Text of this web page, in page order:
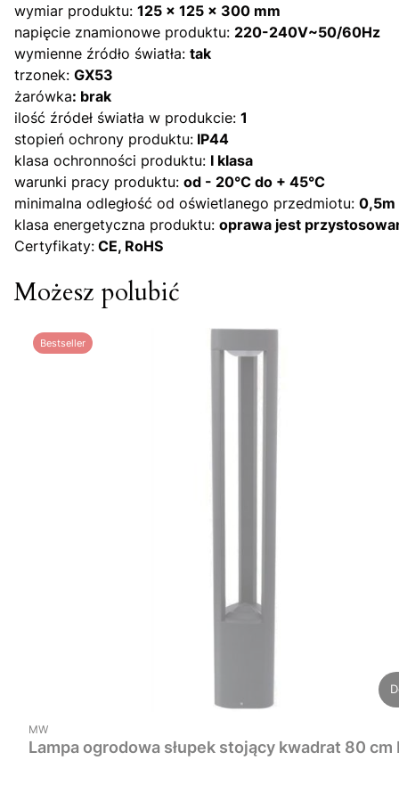
wymiar produktu: 125 x 125 x 300 mm
napięcie znamionowe produktu: 220-240V~50/60Hz
wymienne źródło światła: tak
trzonek: GX53
żarówka: brak
ilość źródeł światła w produkcie: 1
stopień ochrony produktu: IP44
klasa ochronności produktu: I klasa
warunki pracy produktu: od - 20°C do + 45°C
minimalna odległość od oświetlanego przedmiotu: 0,5m
klasa energetyczna produktu: oprawa jest
Certyfikaty: CE, RoHS
Możesz polubić
Bestseller
PRODUCENT
MW